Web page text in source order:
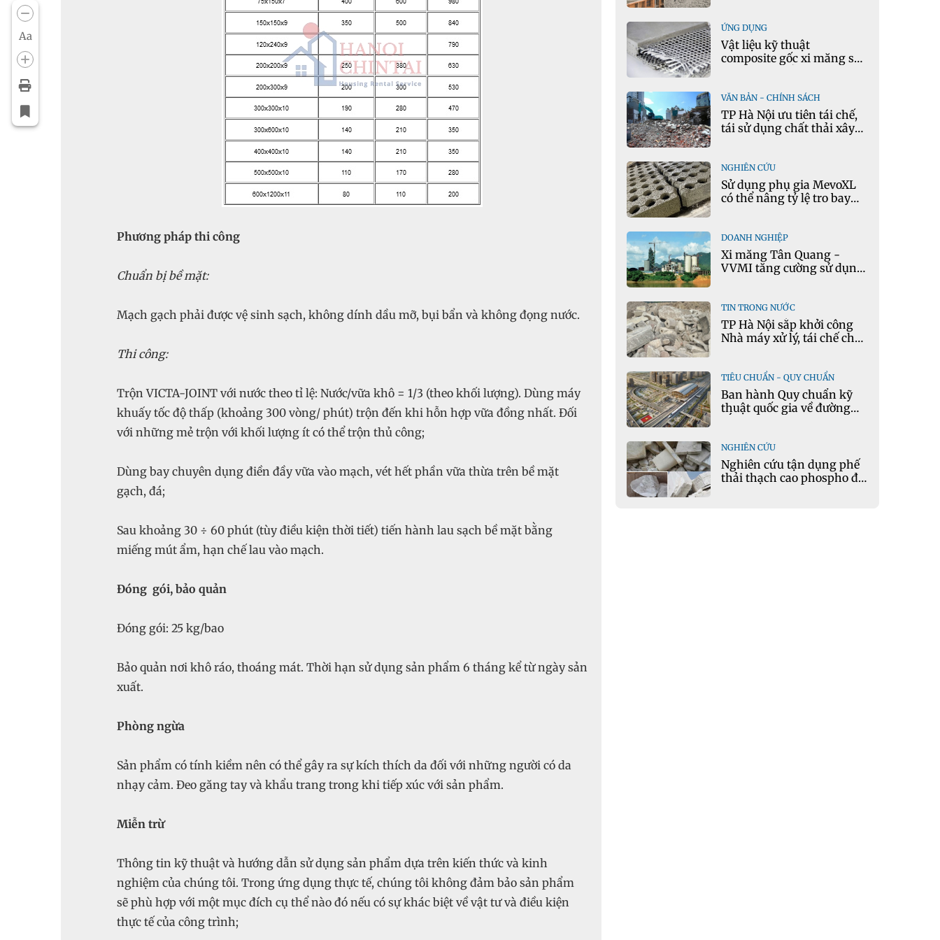
Aa
Phương pháp thi công
Chuẩn bị bề mặt:
Mạch gạch phải được vệ sinh sạch, không dính dầu mỡ, bụi bẩn và không đọng nước.
Thi công:
Trộn VICTA-JOINT với nước theo tỉ lệ: Nước/vữa khô = 1/3 (theo khối lượng). Dùng máy
khuấy tốc độ thấp (khoảng 300 vòng/ phút) trộn đến khi hỗn hợp vữa đồng nhất. Đối
với những mẻ trộn với khối lượng ít có thể trộn thủ công;
Dùng bay chuyên dụng điền đầy vữa vào mạch, vét hết phần vữa thừa trên bề mặt
gạch, đá;
Sau khoảng 30 ÷ 60 phút (tùy điều kiện thời tiết) tiến hành lau sạch bề mặt bằng
miếng mút ẩm, hạn chế lau vào mạch.
Đóng gói, bảo quản
Đóng gói: 25 kg/bao
Bảo quản nơi khô ráo, thoáng mát. Thời hạn sử dụng sản phẩm 6 tháng kể từ ngày sản
xuất.
Phòng ngừa
Sản phẩm có tính kiềm nên có thể gây ra sự kích thích da đối với những người có da
nhạy cảm. Đeo găng tay và khẩu trang trong khi tiếp xúc với sản phẩm.
Miễn trừ
Thông tin kỹ thuật và hướng dẫn sử dụng sản phẩm dựa trên kiến thức và kinh
nghiệm của chúng tôi. Trong ứng dụng thực tế, chúng tôi không đảm bảo sản phẩm
sẽ phù hợp với một mục đích cụ thể nào đó nếu có sự khác biệt về vật tư và điều kiện
thực tế của công trình;
ỨNG DỤNG
Vật liệu kỹ thuật
composite gốc xi măng sử
trong xây dựng hạ tầng
giao thông
VĂN BẢN - CHÍNH SÁCH
TP Hà Nội ưu tiên tái chế,
tái sử dụng chất thải xây
NGHIÊN CỨU
Sử dụng phụ gia MevoXL
có thể nâng tỷ lệ tro bay
DOANH NGHIỆP
Xi măng Tân Quang -
VVMI tăng cường sử dụng
TIN TRONG NƯỚC
TP Hà Nội sắp khởi công
Nhà máy xử lý, tái chế chất
TIÊU CHUẨN - QUY CHUẨN
Ban hành Quy chuẩn kỹ
thuật quốc gia về đường
NGHIÊN CỨU
Nghiên cứu tận dụng phế
thải thạch cao phospho để